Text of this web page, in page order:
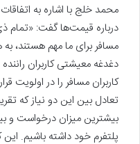
محمد خلج با اشاره به
درباره قیمت‌ها گفت: «تمام
مسافر برای ما مهم هستند،
دغدغه معیشتی کاربران
کاربران مسافر را در اولویت
تعادل بین این دو نیاز که
بیشترین میزان درخواست و
پلتفرم خود داشته باشیم.